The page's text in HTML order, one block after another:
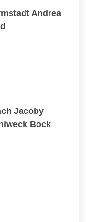
Andrea
Jacoby
Bock